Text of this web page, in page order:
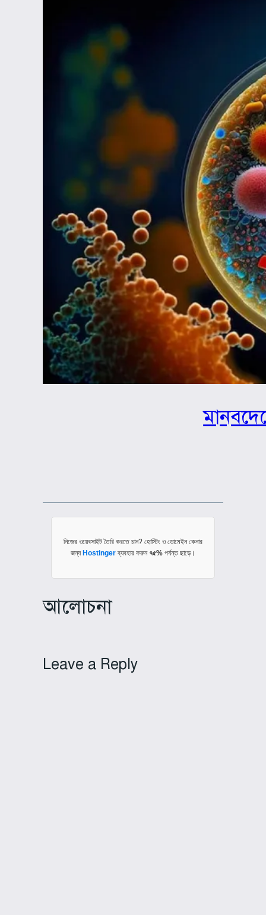
নিজের ওয়েবসাইট তৈরি করতে চান? হোস্টিং ও ডোমেইন কেনার
জন্যHostingerব্যবহার করুন ৭৫% পর্যন্ত ছাড়ে।
আলোচনা
Leave a Reply